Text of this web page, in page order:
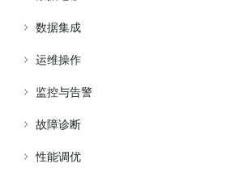
数据集成
运维操作
监控与告警
故障诊断
性能调优